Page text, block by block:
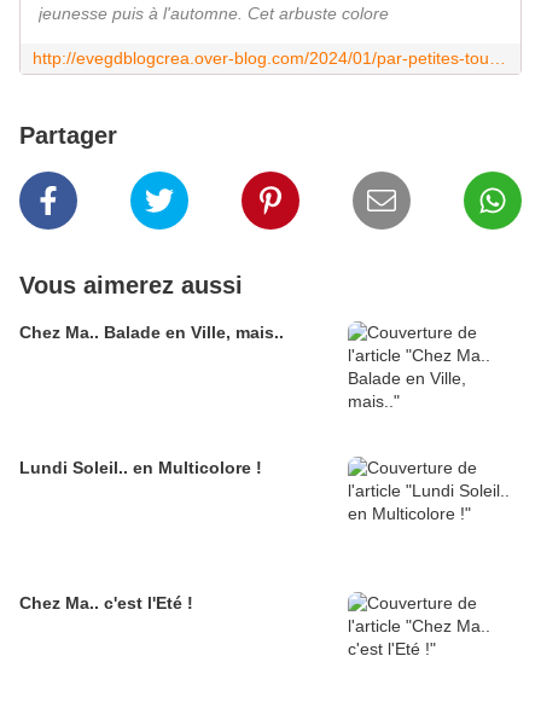
jeunesse puis à l'automne. Cet arbuste colore
Partager
Vous aimerez aussi
Chez Ma.. Balade en Ville, mais..
Lundi Soleil.. en Multicolore !
Chez Ma.. c'est l'Eté !